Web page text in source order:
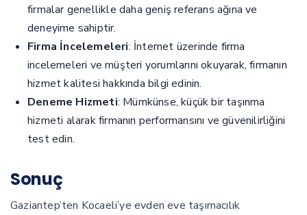
firmalar genellikle daha geniş referans ağına ve
deneyime sahiptir.
Firma İncelemeleri: İnternet üzerinde firma
incelemeleri ve müşteri yorumlarını okuyarak, firmanın
hizmet kalitesi hakkında bilgi edinin.
Deneme Hizmeti: Mümkünse, küçük bir taşınma
hizmeti alarak firmanın performansını ve güvenilirliğini
test edin.
Sonuç
Gaziantep’ten Kocaeli’ye evden eve taşımacılık